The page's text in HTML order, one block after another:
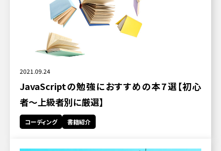
2021.09.24
JavaScriptの勉強におすすめの本7選【初心
者〜上級者別に厳選】
コーディング 書籍紹介